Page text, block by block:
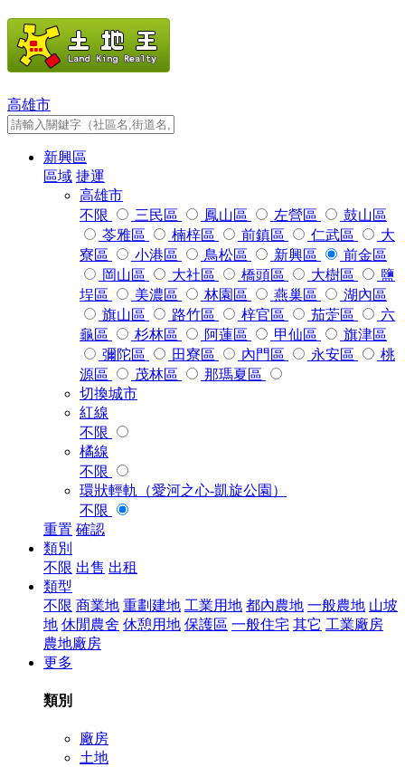
高雄市
新興區
區域 捷運
高雄市
不限
三民區 鳳山區 左營區
鼓山區
苓雅區
楠梓區 前鎮區 仁武區
大
寮區
小港區 鳥松區 新興區
前金區
岡山區
大社區 橋頭區 大樹區
鹽
埕區
美濃區 林園區 燕巢區
湖內區
旗山區
路竹區 梓官區 茄萣區
六
龜區
杉林區 阿蓮區 甲仙區
旗津區
彌陀區
田寮區 內門區 永安區
桃
源區
茂林區
那瑪夏區
切換城市
紅線
不限
橘線
不限
環狀輕軌（愛河之心-凱旋公園）
不限
重置 確認
類別
不限 出售 出租
類型
不限 商業地 重劃建地 工業用地 都內農地 一般農地 山坡
地 休閒農舍 休憩用地 保護區 一般住宅 其它 工業廠房
農地廠房
更多
類別
廠房
土地